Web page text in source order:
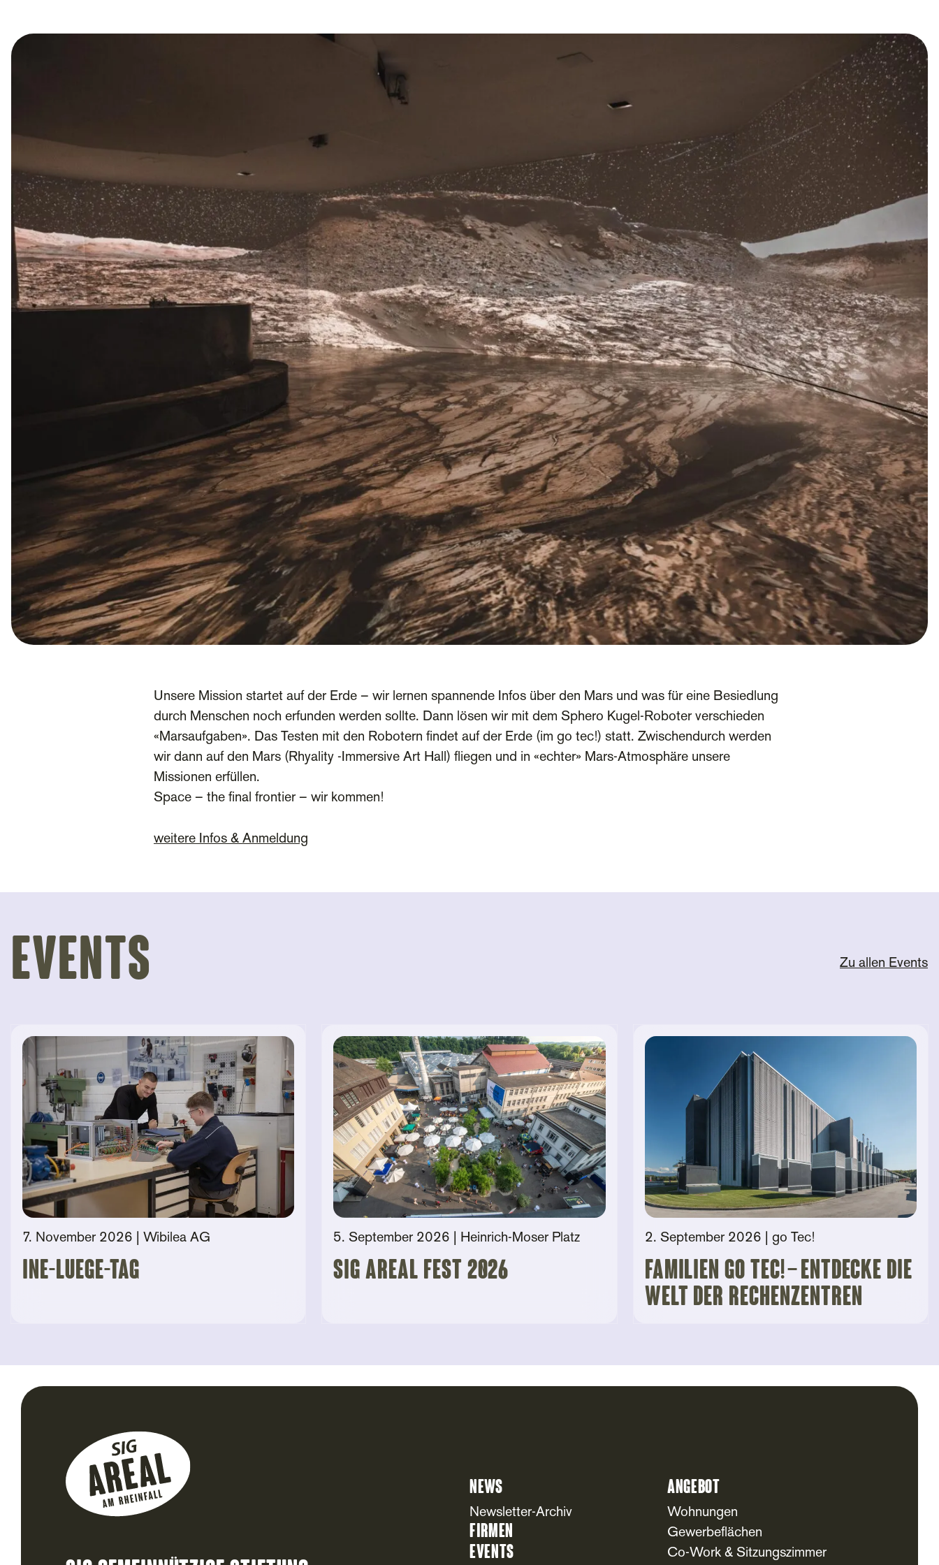
Unsere Mission startet auf der Erde – wir lernen spannende Infos über den Mars und was für eine Besiedlung
durch Menschen noch erfunden werden sollte. Dann lösen wir mit dem Sphero Kugel-Roboter verschieden
«Marsaufgaben». Das Testen mit den Robotern findet auf der Erde (im go tec!) statt. Zwischendurch werden
wir dann auf den Mars (Rhyality -Immersive Art Hall) fliegen und in «echter» Mars-Atmosphäre unsere
Missionen erfüllen.
Space – the final frontier – wir kommen!
weitere Infos & Anmeldung
Events Zu allen Events
7. November 2026 | Wibilea AG
Ine-Luege-Tag
5. September 2026 | Heinrich-Moser Platz
SIG AREAL FEST 2026
2. September 2026 | go Tec!
Familien go tec! – Entdecke die
Welt der Rechenzentren
News
Newsletter-Archiv
Firmen
Events
Angebot
Wohnungen
Gewerbeflächen
Co-Work & Sitzungszimmer